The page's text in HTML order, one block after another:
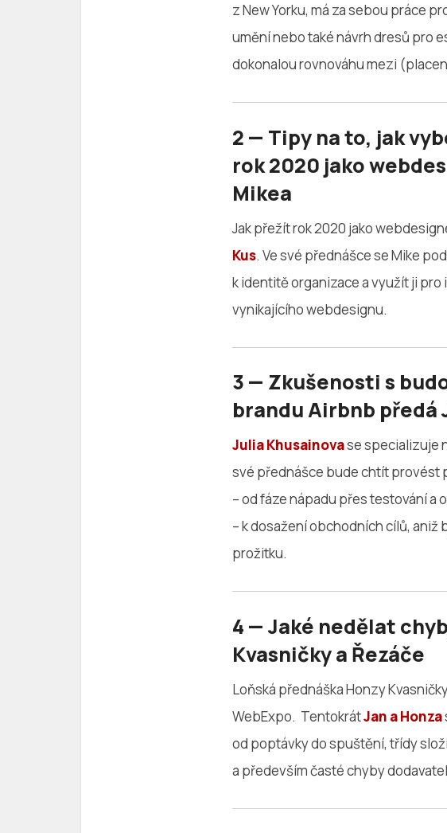
z New Yorku, má za sebou práce
umění nebo také návrh dresů pro
dokonalou rovnováhu mezi
2 — Tipy na to, jak
rok 2020 jako
Mikea
Jak přežít rok 2020 jako
Kus. Ve své přednášce se Mike
k identitě organizace a využít ji
vynikajícího webdesignu.
3 — Zkušenosti s
brandu Airbnb předá
Julia Khusainovase specializuje
své přednášce bude chtít provést
– od fáze nápadu přes testování a
– k dosažení obchodních cílů,
prožitku.
4 — Jaké nedělat
Kvasničky a Řezáče
Loňská přednáška Honzy
WebExpo. TentokrátJan a Honza
od poptávky do spuštění, třídy
a především časté chyby